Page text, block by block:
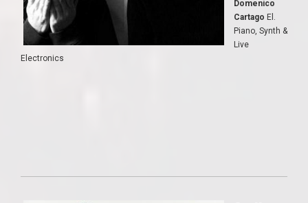
Domenico
Cartago El.
Piano, Synth &
Live
Electronics